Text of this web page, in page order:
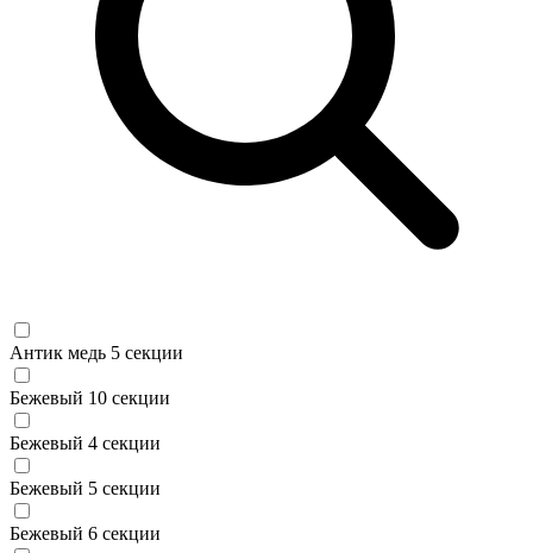
Антик медь 5 секции
Бежевый 10 секции
Бежевый 4 секции
Бежевый 5 секции
Бежевый 6 секции